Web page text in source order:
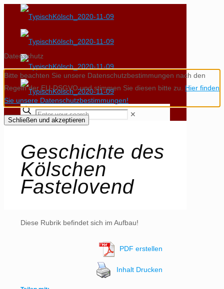
✕
Geschichte des
Kölschen
Fastelovend
Diese Rubrik befindet sich im Aufbau!
PDF erstellen
Inhalt Drucken
Datenschutz
Bitte beachten Sie unsere Datenschutzbestimmungen nach den
Regeln der EU-DSGVO und stimmen Sie diesen bitte zu. Hier finden
Sie unsere Datenschutzbestimmungen!
Schließen und akzeptieren